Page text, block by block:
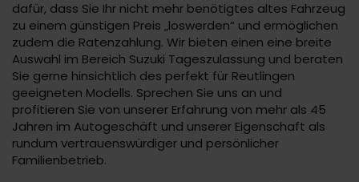
dafür, dass Sie Ihr nicht mehr benötigtes altes Fahrzeug
zu einem günstigen Preis „loswerden“ und ermöglichen
zudem die Ratenzahlung. Wir bieten einen eine breite
Auswahl im Bereich Suzuki Tageszulassung und beraten
Sie gerne hinsichtlich des perfekt für Reutlingen
geeigneten Modells. Sprechen Sie uns an und
profitieren Sie von unserer Erfahrung von mehr als 45
Jahren im Autogeschäft und unserer Eigenschaft als
rundum vertrauenswürdiger und persönlicher
Familienbetrieb.